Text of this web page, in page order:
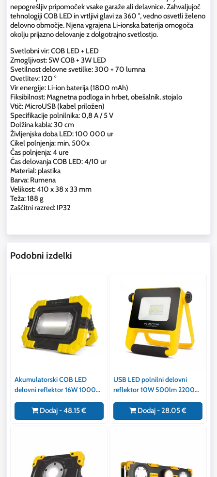
nepogrešljiv pripomoček vsake garaže ali delavnice. Zahvaljujoč
tehnologiji COB LED in vrtljivi glavi za 360 °, vedno osvetli želeno
delovno območje. Njena vgrajena Li-ionska baterija omogoča
okolju prijazno delovanje z dolgotrajno svetlostjo.
Svetlobni vir: COB LED + LED
Zmogljivost: 5W COB + 3W LED
Svetilnost delovne svetilke: 300 + 70 lumna
Ovetlitev: 120 °
Vir energije: Li-ion baterija (1800 mAh)
Fiksibilnost: Magnetna podloga in hrbet, obešalnik, stojalo
Vtič: MicroUSB (kabel priložen)
Specifikacije polnilnika: 0,8 A / 5 V
Dolžina kabla: 30 cm
Življenjska doba LED: 100 000 ur
Cikel polnjenja: min. 500x
Čas polnjenja: 4 ure
Čas delovanja COB LED: 4/10 ur
Material: plastika
Barva: Rumena
Velikost: 410 x 38 x 33 mm
Teža: 188 g
Zaščitni razred: IP32
Podobni izdelki
Akumulatorski COB LED
delovni reflektor 16W 1000
polnilcem powerbank
Dodaj - 48.15 €
USB LED polnilni delovni
reflektor 10W 500lm 2200
Dodaj - 28.05 €